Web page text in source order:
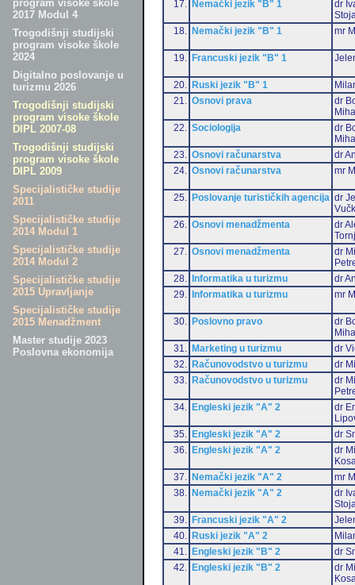
program visoke škole
2017 Modul 4
Trogodišnji studijski
program visoke škole
2024
Digitalno poslovanje u
turizmu 2026
Trogodišnji studijski
program visoke škole
DIPL 2007-08
Trogodišnji studijski
program visoke škole
DIPL 2009
Specijalističke studije
2011
Specijalističke studije
2014 Modul 1
Specijalističke studije
2014 Modul 2
Specijalističke studije
2015 Upravljanje
Specijalističke studije
2015 Menadžment
Master studije 2023
Poslovna ekonomija
17.
Nemački jezik "B" 1
dr
18.
Nemački jezik "B" 1 mr
19. Francuski jezik "B" 1
20. Ruski jezik "B" 1
21.
Osnovi prava
dr
22.
Sociologija
dr
23.
Osnovi računarstva
dr
24.
Osnovi računarstva mr
25. Poslovanje turističkih agencija dr
26.
Osnovi menadžmenta
dr
27.
Osnovi menadžmenta
dr
28.
Informatika u turizmu
dr
29.
Informatika u turizmu mr
30. Poslovno pravo
dr
31.
Marketing u turizmu
dr
32.
Računovodstvo u turizmu
dr
33.
Računovodstvo u turizmu
dr
34.
Engleski jezik "A" 2
dr
35.
Engleski jezik "A" 2
dr
36.
Engleski jezik "A" 2
dr
37.
Nemački jezik "A" 2
mr
38.
Nemački jezik "A" 2
dr
39.
Francuski jezik "A" 2
40.
Ruski jezik "A" 2
41.
Engleski jezik "B" 2
dr
42.
Engleski jezik "B" 2
dr